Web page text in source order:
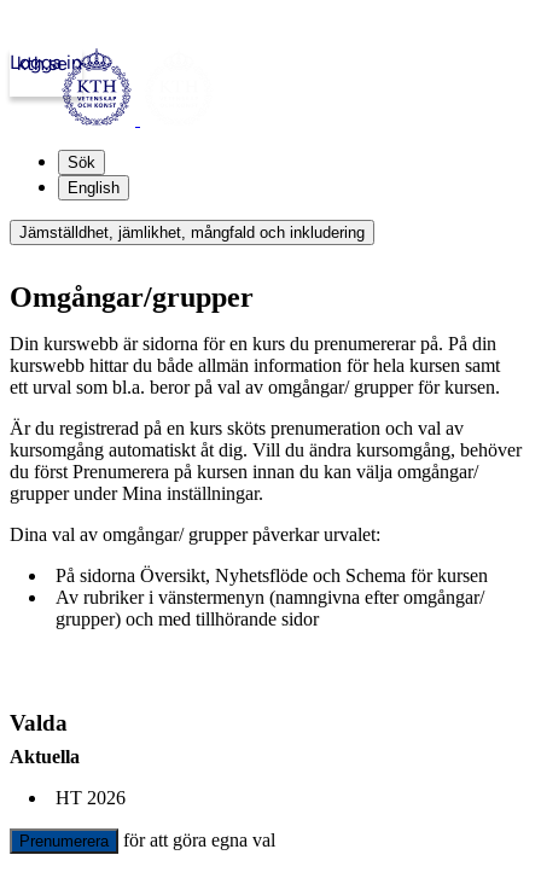
kth.se
Logga in
Sök
English
Jämställdhet, jämlikhet, mångfald och inkludering
Omgångar/grupper
Din kurswebb är sidorna för en kurs du prenumererar på. På din
kurswebb hittar du både allmän information för hela kursen samt
ett urval som bl.a. beror på val av omgångar/ grupper för kursen.
Är du registrerad på en kurs sköts prenumeration och val av
kursomgång automatiskt åt dig. Vill du ändra kursomgång, behöver
du först Prenumerera på kursen innan du kan välja omgångar/
grupper under Mina inställningar.
Dina val av omgångar/ grupper påverkar urvalet:
På sidorna Översikt, Nyhetsflöde och Schema för kursen
Av rubriker i vänstermenyn (namngivna efter omgångar/
grupper) och med tillhörande sidor
Valda
Aktuella
HT 2026
Prenumerera för att göra egna val